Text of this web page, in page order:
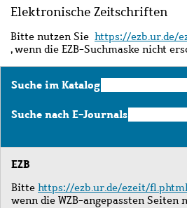
Elektronische Zeitschriften
Bitte nutzen Sie https://ezb.ur.de/
, wenn die EZB-Suchmaske nicht
Suche im KatalogSuche
im
Katalog
Suche nach E-JournalsSuche
nach
Journals
EZB
Bitte https://ezb.ur.de/ezeit/
wenn die WZB-angepassten